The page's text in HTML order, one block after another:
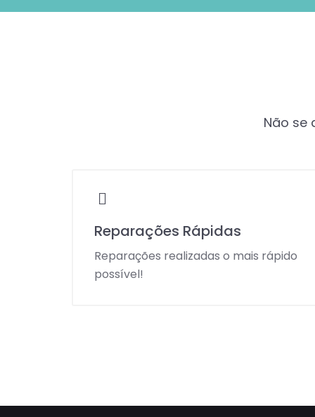
Não se
Reparações Rápidas
Reparações realizadas o mais rápido
possível!